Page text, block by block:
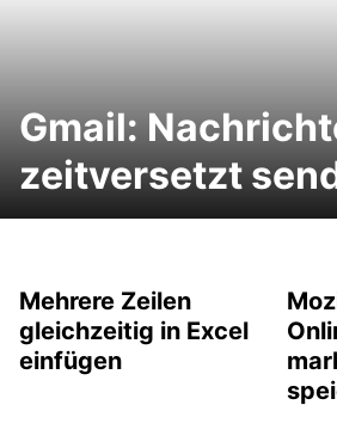
Gmail:
zeitversetzt
Mehrere Zeilen
gleichzeitig in Excel
einfügen